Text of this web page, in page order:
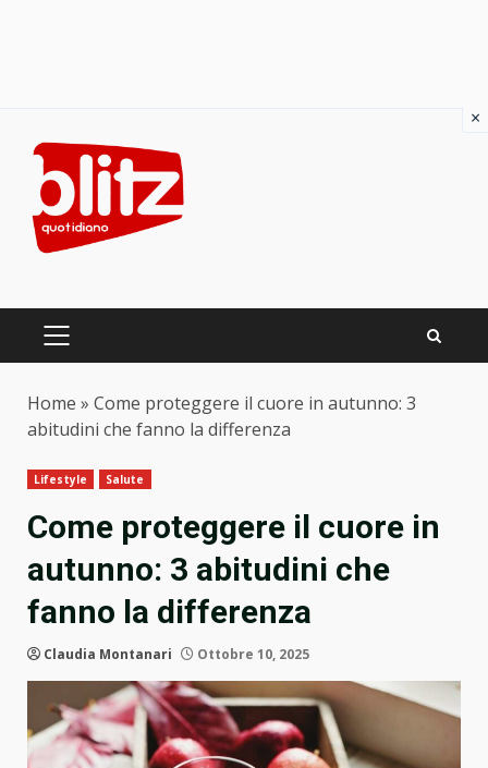
content
PRIMARY
Home » Come proteggere il cuore in autunno: 3
abitudini che fanno la differenza
Lifestyle Salute
Come proteggere il cuore in
autunno: 3 abitudini che
fanno la differenza
Claudia Montanari Ottobre 10, 2025
×